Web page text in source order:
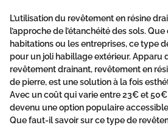
L’utilisation du revêtement en résine
l’approche de l’étanchéité dessols. Que
habitations ou les entreprises, ce type
pour un joli habillage extérieur. Apparu
revêtement drainant, revêtementen
de pierre, est une solution à la fois
Avec un coût qui varie entre 23€ et
devenu une option populaire
Que faut-il savoir sur ce type de